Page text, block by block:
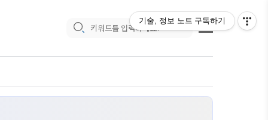
기술, 정보 노트 구독하기